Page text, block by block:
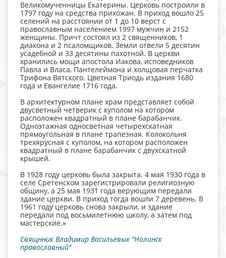
Великомученницы Екатерины. Церковь построили в
1797 году на средства прихожан. В приход вошло 25
селений на расстоянии от 1 до 10 верст с
православным населением 1997 мужчин и 2152
женщины. Причт состоял из 2 священников, 1
диакона и 2 псаломщиков. Земли отвели 5 десятин
усадебной и 33 десятины пахотной. В церкви
хранились мощи апостола Иакова, исповедников
Павла и Власа, Пантелеймона и холщовая перчатка
Трифона Вятского. Цветная Триодь издания 1680
года и Евангелие 1716 года.
В архитектурном плане храм представляет собой
двусветный четверик с куполом на котором
расположен квадратный в плане барабанчик.
Одноэтажная односветная четырехскатная
прямоугольная в плане трапезная. Колокольня
трехярусная с куполом, на котором расположен
квадратный в плане барабанчик с двухскатной
крышей.
В 1928 году церковь была закрыта. 4 мая 1930 года в
селе Сретенском зарегистрировали религиозную
общину, а 25 мая 1931 года верующим передали
здание церкви. В приход тогда вошли 7 деревень. В
1961 году церковь снова закрыли, и здание
передали под восьмилетнюю школу, а затем под
мастерские.»
Свящнник Владимир Васильевых "Нолинск
православный"